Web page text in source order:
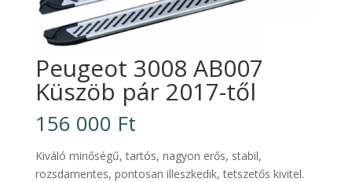
Peugeot 3008 AB007
Küszöb pár 2017-től
156 000 Ft
Kiváló minőségű, tartós, nagyon erős, stabil,
rozsdamentes, pontosan illeszkedik, tetszetős kivitel.